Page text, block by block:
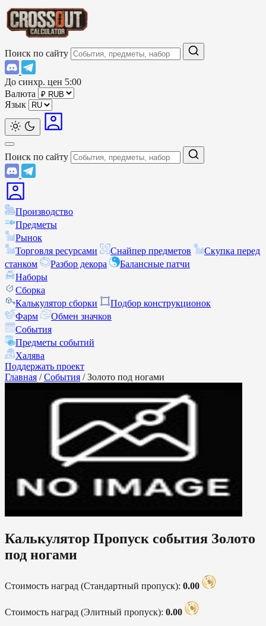
Поиск по сайту
До синхр. цен 5:00
Валюта
Язык
Поиск по сайту
Производство
Предметы
Рынок
Торговля ресурсами
Снайпер предметов
Скупка перед
станком
Разбор декора
Балансные патчи
Наборы
Сборка
Калькулятор сборки
Подбор конструкционок
Фарм
Обмен значков
События
Предметы событий
Халява
Поддержать проект
Главная / События / Золото под ногами
Калькулятор Пропуск события Золото
под ногами
Стоимость наград (Стандартный пропуск): 0.00
Стоимость наград (Элитный пропуск): 0.00